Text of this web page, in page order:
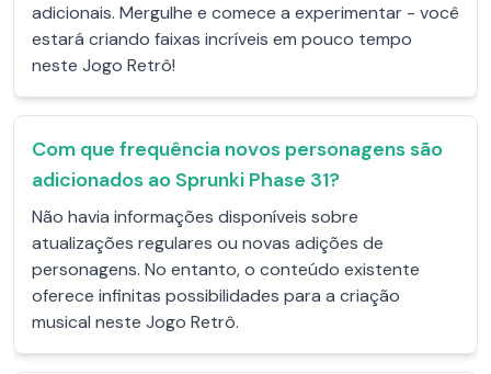
adicionais. Mergulhe e comece a experimentar - você
estará criando faixas incríveis em pouco tempo
neste Jogo Retrô!
Com que frequência novos personagens são
adicionados ao Sprunki Phase 31?
Não havia informações disponíveis sobre
atualizações regulares ou novas adições de
personagens. No entanto, o conteúdo existente
oferece infinitas possibilidades para a criação
musical neste Jogo Retrô.